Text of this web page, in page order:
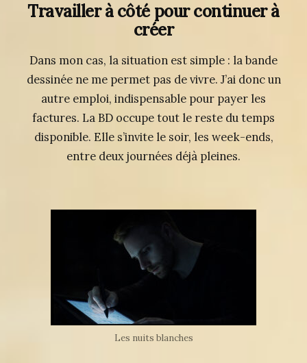
Travailler à côté pour continuer à
créer
Dans mon cas, la situation est simple : la bande
dessinée ne me permet pas de vivre. J’ai donc un
autre emploi, indispensable pour payer les
factures. La BD occupe tout le reste du temps
disponible. Elle s’invite le soir, les week-ends,
entre deux journées déjà pleines.
Les nuits blanches